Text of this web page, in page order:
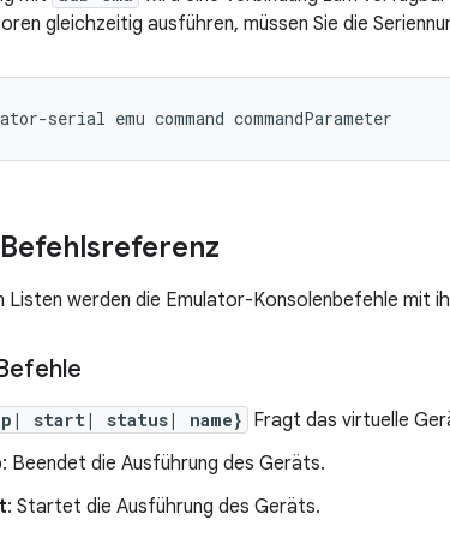
gleichzeitig ausführen, müssen Sie die
Listen werden die Emulator-Konsolenbefehle mit
start| status| name} Fragt das virtuelle
: Beendet die Ausführung des Geräts.
: Startet die Ausführung des Geräts.